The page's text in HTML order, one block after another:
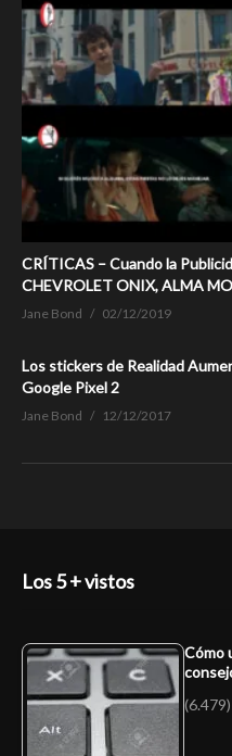
CRÍTICAS – Cuando la
CHEVROLET ONIX, ALMA
Jane Bond 02/12/2019
Los stickers de Realidad
Google Pixel 2
Jane Bond 12/12/2017
Los 5 + vistos
Cómo
(6.479)